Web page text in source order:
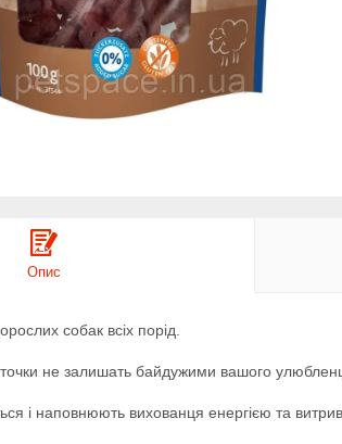
Опис
собак всіх порід.
не залишать байдужими вашого
і наповнюють вихованця енергією та